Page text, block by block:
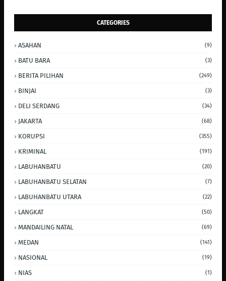
CATEGORIES
ASAHAN (9)
BATU BARA (3)
BERITA PILIHAN (249)
BINJAI (3)
DELI SERDANG (34)
JAKARTA (68)
KORUPSI (355)
KRIMINAL (191)
LABUHANBATU (20)
LABUHANBATU SELATAN (7)
LABUHANBATU UTARA (22)
LANGKAT (50)
MANDAILING NATAL (69)
MEDAN (141)
NASIONAL (19)
NIAS (1)